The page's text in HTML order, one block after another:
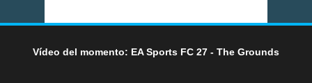
Vídeo del momento: EA Sports FC 27 - The Grounds